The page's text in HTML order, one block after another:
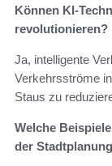
Können KI-
revolutionieren?
Ja, intelligente
Verkehrsströme
Staus zu
Welche
der